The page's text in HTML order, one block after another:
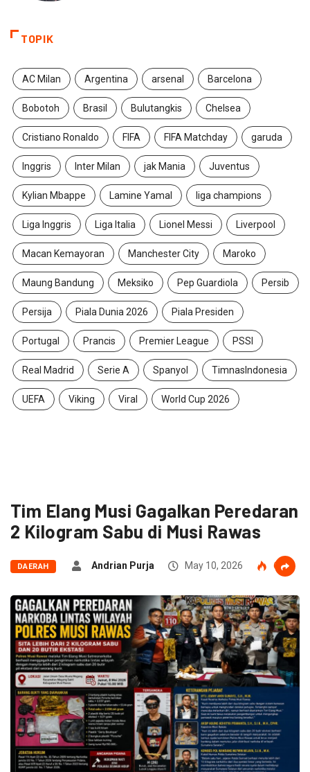
TOPIK
AC Milan Argentina arsenal Barcelona
Bobotoh Brasil Bulutangkis Chelsea
Cristiano Ronaldo FIFA FIFA Matchday garuda
Inggris Inter Milan jak Mania Juventus
Kylian Mbappe Lamine Yamal liga champions
Liga Inggris Liga Italia Lionel Messi Liverpool
Macan Kemayoran Manchester City Maroko
Maung Bandung Meksiko Pep Guardiola Persib
Persija Piala Dunia 2026 Piala Presiden
Portugal Prancis Premier League PSSI
Real Madrid Serie A Spanyol TimnasIndonesia
UEFA Viking Viral World Cup 2026
Tim Elang Musi Gagalkan Peredaran
2 Kilogram Sabu di Musi Rawas
DAERAH Andrian Purja May 10, 2026 61